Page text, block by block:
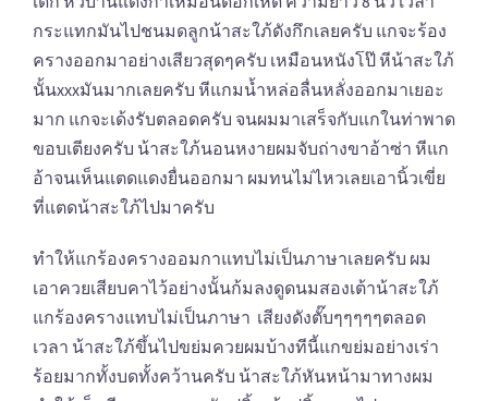
กระแทกมันไปชนมดลูกน้าสะใภ้ดังกึกเลยครับ แกจะร้อง
ครางออกมาอย่างเสียวสุดๆครับ เหมือนหนังโป๊ หีน้าสะใภ้
นั้นxxxมันมากเลยครับ หีแกมน้ำหล่อลื่นหลั่งออกมาเยอะ
มาก แกจะเด้งรับตลอดครับ จนผมมาเสร็จกับแกในท่าพาด
ขอบเตียงครับ น้าสะใภ้นอนหงายผมจับถ่างขาอ้าซ่า หีแก
อ้าจนเห็นแตดแดงยื่นออกมา ผมทนไม่ไหวเลยเอานิ้วเขี่ย
ที่แตดน้าสะใภ้ไปมาครับ
ทำให้แกร้องครางออมกาแทบไม่เป็นภาษาเลยครับ ผม
เอาควยเสียบคาไว้อย่างนั้นก้มลงดูดนมสองเต้าน้าสะใภ้
แกร้องครางแทบไม่เป็นภาษา เสียงดังตั๊บๆๆๆๆๆตลอด
เวลา น้าสะใภ้ขึ้นไปขย่มควยผมบ้างทีนี้แกขย่มอย่างเร่า
ร้อยมากทั้งบดทั้งคว้านครับ น้าสะใภ้หันหน้ามาทางผม